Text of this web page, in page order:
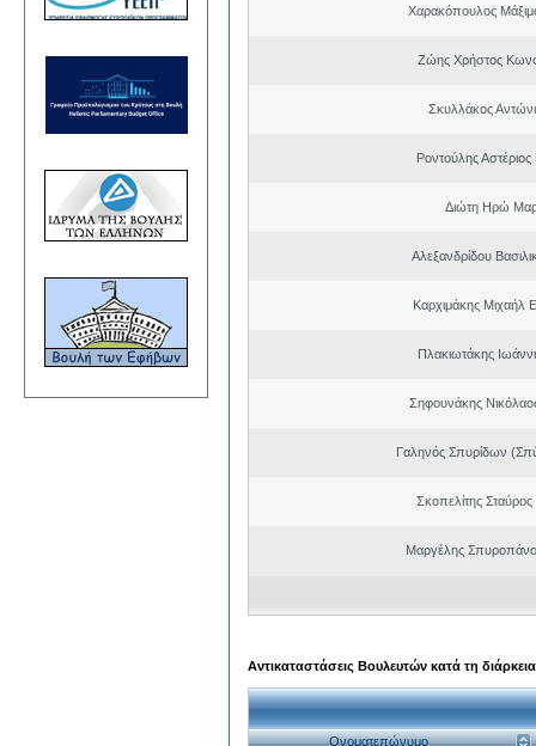
Χαρακόπουλος
Ζώης Χρήστος
Σκυλλάκος
Ροντούλης
Διώτη Ηρώ
Αλεξανδρίδου
Καρχιμάκης Μιχαήλ
Πλακιωτάκης
Σηφουνάκης
Γαληνός Σπυρίδων
Σκοπελίτης
Μαργέλης
Αντικαταστάσεις Βουλευτών κατά τη
Ονοματεπώνυμο